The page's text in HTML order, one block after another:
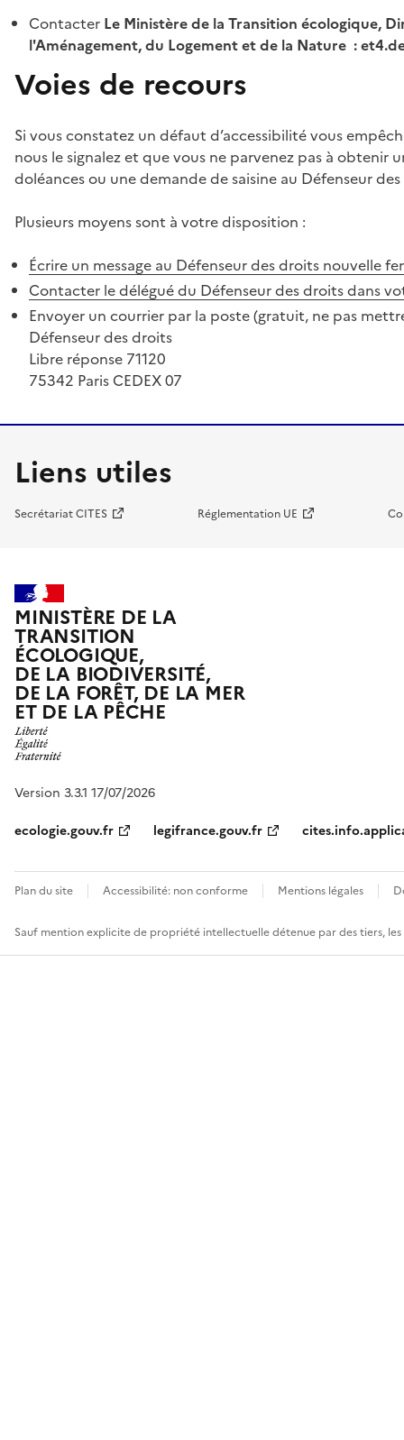
Contacter Le Ministère de la Transition écologique,
l'Aménagement, du Logement et de la Nature :
Voies de recours
Si vous constatez un défaut d’accessibilité vous
nous le signalez et que vous ne parvenez pas à
doléances ou une demande de saisine au Défenseur
Plusieurs moyens sont à votre disposition :
Écrire un message au Défenseur des droits nouvelle
Contacter le délégué du Défenseur des droits dans
Envoyer un courrier par la poste (gratuit, ne pas
Défenseur des droits
Libre réponse 71120
75342 Paris CEDEX 07
Liens utiles
Secrétariat CITES Réglementation UE
MINISTÈRE DE LA
TRANSITION
ÉCOLOGIQUE,
DE LA BIODIVERSITÉ,
DE LA FORÊT, DE LA MER
ET DE LA PÊCHE
Version 3.3.1 17/07/2026
ecologie.gouv.fr
legifrance.gouv.fr
Plan du site Accessibilité: non conforme Mentions légales
Sauf mention explicite de propriété intellectuelle détenue par des tiers,